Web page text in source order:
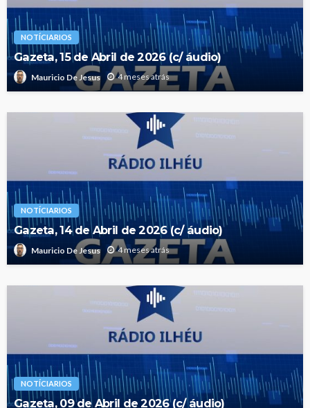
NOTÍCIARIOS
Gazeta, 15 de Abril de 2026 (c/ áudio)
Mauricio De Jesus 4 meses atrás
NOTÍCIARIOS
Gazeta, 14 de Abril de 2026 (c/ áudio)
Mauricio De Jesus 4 meses atrás
NOTÍCIARIOS
Gazeta, 09 de Abril de 2026 (c/ áudio)